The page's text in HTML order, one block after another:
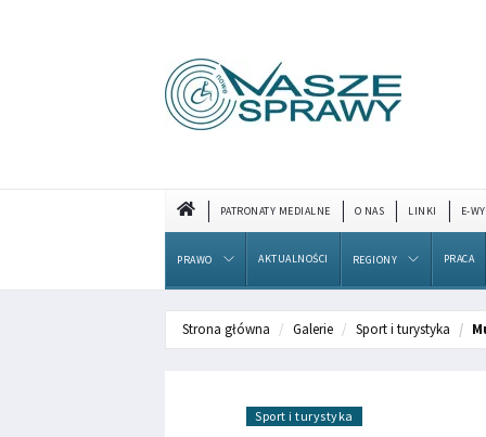
PATRONATY MEDIALNE O NAS LINKI E-
PRAWO AKTUALNOŚCI REGIONY PRACA
Strona główna Galerie Sport i turystyka
Sport i turystyka